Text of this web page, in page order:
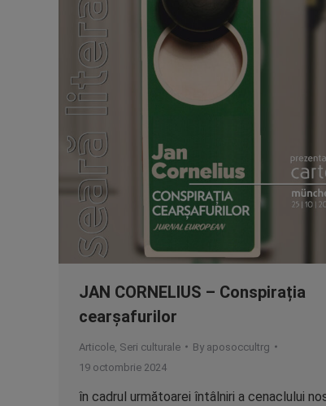
JAN CORNELIUS – Conspirația
cearșafurilor
Articole Seri culturale By aposoccultrg
19 octombrie 2024
în cadrul următoarei întâlniri a cenaclului